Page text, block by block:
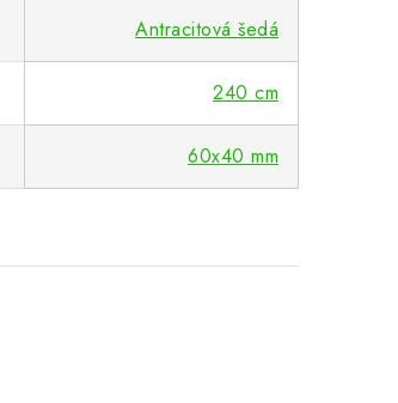
Antracitová šedá
240 cm
60x40 mm